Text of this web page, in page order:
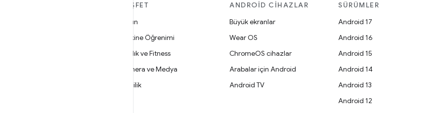
KEŞFET
Oyun
Makine Öğrenimi
Sağlık ve Fitness
Kamera ve Medya
Gizlilik
ANDROID CIHAZLAR
Büyük ekranlar
Wear OS
ChromeOS cihazlar
Arabalar için Android
Android TV
SÜRÜMLER
Android 17
Android 16
Android 15
Android 14
Android 13
Android 12